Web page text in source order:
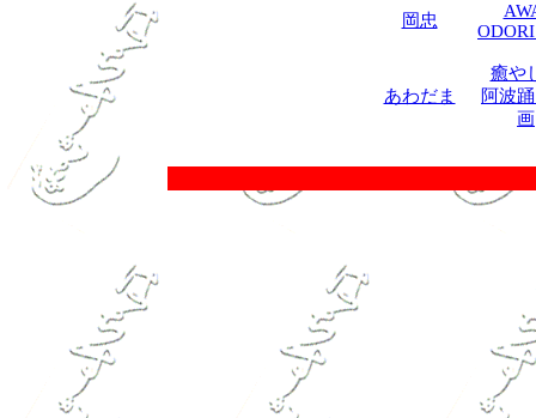
岡忠
あわだま
癒や
阿波
画